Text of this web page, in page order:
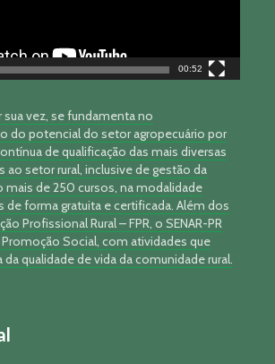
00:52
sua vez, se fundamenta no
do potencial do setor agropecuário por
de qualificação das mais diversas
ao setor rural, inclusive de gestão da
mais de 250 cursos, na modalidade
de forma gratuita e certificada. Além dos
Profissional Rural – FPR, o SENAR-PR
Social, com atividades que
qualidade de vida da comunidade rural.